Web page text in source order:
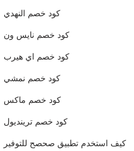
كود خصم النهدي
كود خصم نايس ون
كود خصم اي هيرب
كود خصم نمشي
كود خصم ماكس
كود خصم ترينديول
كيف استخدم تطبيق صحصح للتوفير